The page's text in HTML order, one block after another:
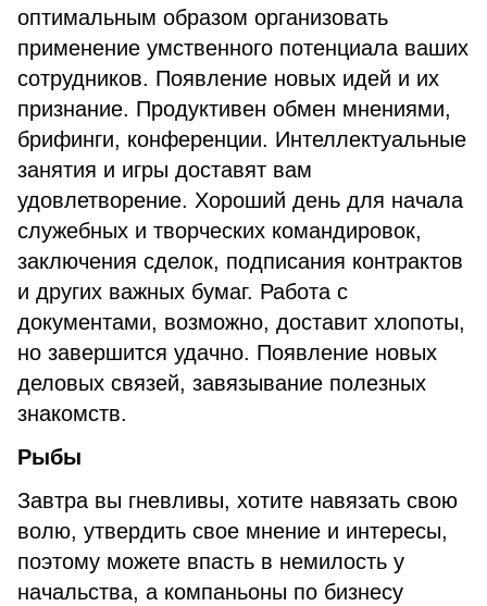
оптимальным образом организовать
применение умственного потенциала ваших
сотрудников. Появление новых идей и их
признание. Продуктивен обмен мнениями,
брифинги, конференции. Интеллектуальные
занятия и игры доставят вам
удовлетворение. Хороший день для начала
служебных и творческих командировок,
заключения сделок, подписания контрактов
и других важных бумаг. Работа с
документами, возможно, доставит хлопоты,
но завершится удачно. Появление новых
деловых связей, завязывание полезных
знакомств.
Рыбы
Завтра вы гневливы, хотите навязать свою
волю, утвердить свое мнение и интересы,
поэтому можете впасть в немилость у
начальства, а компаньоны по бизнесу